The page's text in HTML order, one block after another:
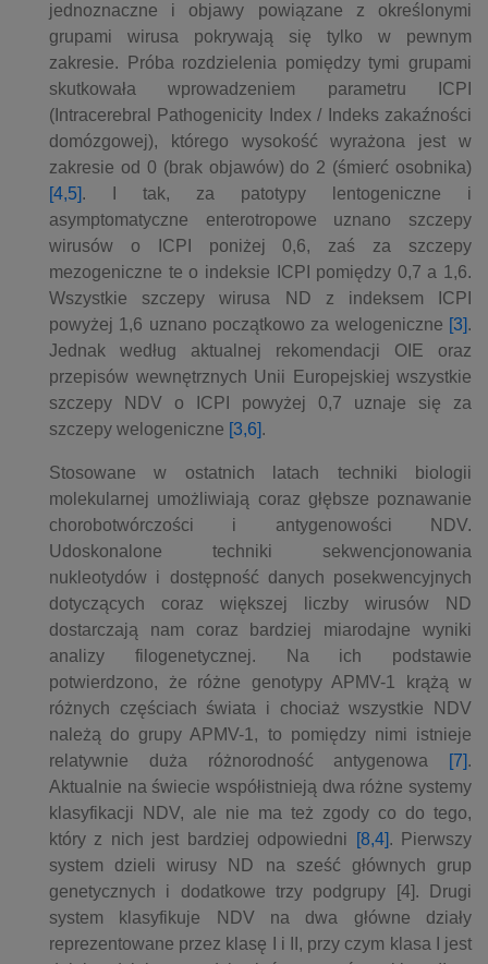
jednoznaczne i objawy powiązane z określonymi
grupami wirusa pokrywają się tylko w pewnym
zakresie. Próba rozdzielenia pomiędzy tymi grupami
skutkowała wprowadzeniem parametru ICPI
(Intracerebral Pathogenicity Index / Indeks zakaźności
domózgowej), którego wysokość wyrażona jest w
zakresie od 0 (brak objawów) do 2 (śmierć osobnika)
[4,5]. I tak, za patotypy lentogeniczne i
asymptomatyczne enterotropowe uznano szczepy
wirusów o ICPI poniżej 0,6, zaś za szczepy
mezogeniczne te o indeksie ICPI pomiędzy 0,7 a 1,6.
Wszystkie szczepy wirusa ND z indeksem ICPI
powyżej 1,6 uznano początkowo za welogeniczne [3].
Jednak według aktualnej rekomendacji OIE oraz
przepisów wewnętrznych Unii Europejskiej wszystkie
szczepy NDV o ICPI powyżej 0,7 uznaje się za
szczepy welogeniczne [3,6].
Stosowane w ostatnich latach techniki biologii
molekularnej umożliwiają coraz głębsze poznawanie
chorobotwórczości i antygenowości NDV.
Udoskonalone techniki sekwencjonowania
nukleotydów i dostępność danych posekwencyjnych
dotyczących coraz większej liczby wirusów ND
dostarczają nam coraz bardziej miarodajne wyniki
analizy filogenetycznej. Na ich podstawie
potwierdzono, że różne genotypy APMV-1 krążą w
różnych częściach świata i chociaż wszystkie NDV
należą do grupy APMV-1, to pomiędzy nimi istnieje
relatywnie duża różnorodność antygenowa
[7].
Aktualnie na świecie współistnieją dwa różne systemy
klasyfikacji NDV, ale nie ma też zgody co do tego,
który z nich jest bardziej odpowiedni
[8,4]. Pierwszy
system dzieli wirusy ND na sześć głównych grup
genetycznych i dodatkowe trzy podgrupy [4]. Drugi
system klasyfikuje NDV na dwa główne działy
reprezentowane przez klasę I i II, przy czym klasa I jest